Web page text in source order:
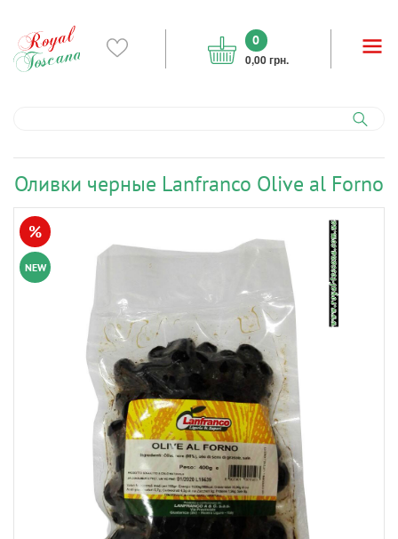
0
0,00 грн.
Оливки черные Lanfranco Olive al Forno
NEW
%